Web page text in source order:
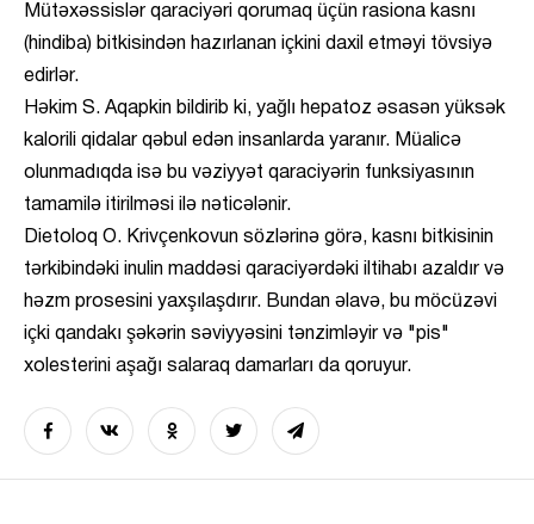
Mütəxəssislər qaraciyəri qorumaq üçün rasiona kasnı
(hindiba) bitkisindən hazırlanan içkini daxil etməyi tövsiyə
edirlər.
Həkim S. Aqapkin bildirib ki, yağlı hepatoz əsasən yüksək
kalorili qidalar qəbul edən insanlarda yaranır. Müalicə
olunmadıqda isə bu vəziyyət qaraciyərin funksiyasının
tamamilə itirilməsi ilə nəticələnir.
Dietoloq O. Krivçenkovun sözlərinə görə, kasnı bitkisinin
tərkibindəki inulin maddəsi qaraciyərdəki iltihabı azaldır və
həzm prosesini yaxşılaşdırır. Bundan əlavə, bu möcüzəvi
içki qandakı şəkərin səviyyəsini tənzimləyir və "pis"
xolesterini aşağı salaraq damarları da qoruyur.